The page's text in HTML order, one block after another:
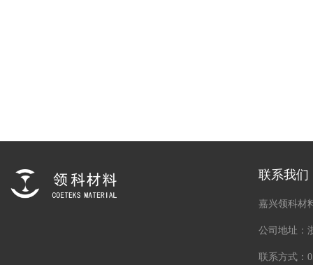
联系我们​
嘉兴领科材
公司地址：
联系方式：